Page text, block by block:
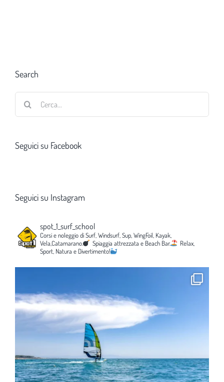
Search
Seguici su Facebook
Seguici su Instagram
spot_1_surf_school
Corsi e noleggio di Surf, Windsurf, Sup, WingFoil, Kayak,
Vela,Catamarano.
Spiaggia attrezzata e Beach Bar.
Relax,
Sport, Natura e Divertimento!